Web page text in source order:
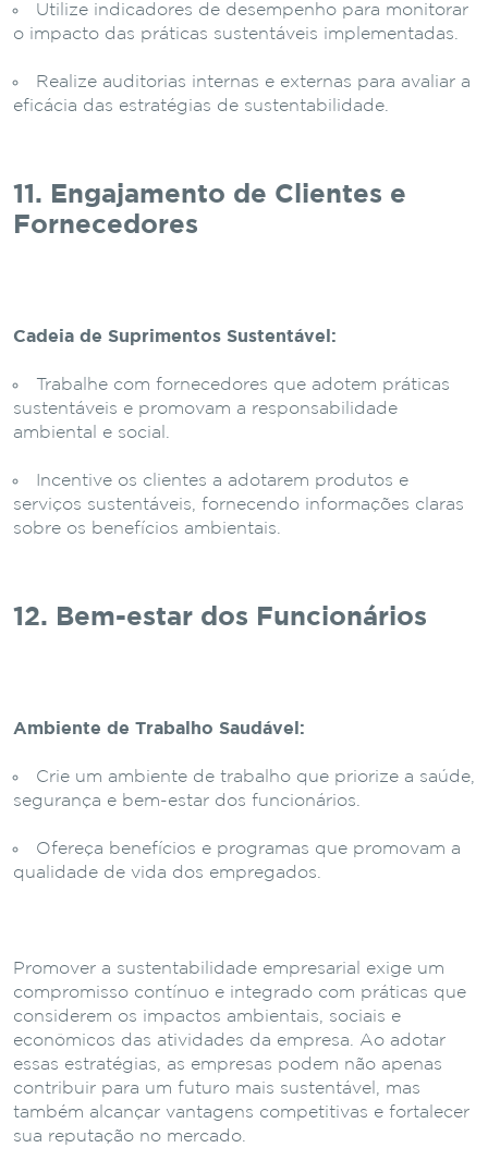
Utilize indicadores de desempenho para monitorar
o impacto das práticas sustentáveis implementadas.
Realize auditorias internas e externas para avaliar a
eficácia das estratégias de sustentabilidade.
11. Engajamento de Clientes e
Fornecedores
Cadeia de Suprimentos Sustentável:
Trabalhe com fornecedores que adotem práticas
sustentáveis e promovam a responsabilidade
ambiental e social.
Incentive os clientes a adotarem produtos e
serviços sustentáveis, fornecendo informações claras
sobre os benefícios ambientais.
12. Bem-estar dos Funcionários
Ambiente de Trabalho Saudável:
Crie um ambiente de trabalho que priorize a saúde,
segurança e bem-estar dos funcionários.
Ofereça benefícios e programas que promovam a
qualidade de vida dos empregados.
Promover a sustentabilidade empresarial exige um
compromisso contínuo e integrado com práticas que
considerem os impactos ambientais, sociais e
econômicos das atividades da empresa. Ao adotar
essas estratégias, as empresas podem não apenas
contribuir para um futuro mais sustentável, mas
também alcançar vantagens competitivas e fortalecer
sua reputação no mercado.